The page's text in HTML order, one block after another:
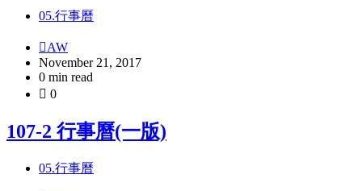
05.行事曆
AW
November 21, 2017
0 min read
0
107-2 行事曆(一版)
05.行事曆